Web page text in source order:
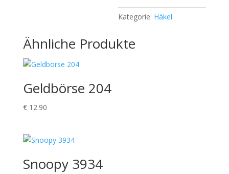
Kategorie: Häkel
Ähnliche Produkte
Geldbörse 204
€12.90
Snoopy 3934